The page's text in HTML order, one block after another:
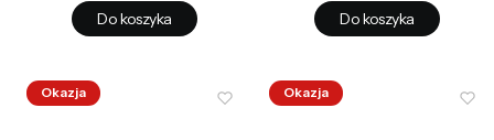
Do koszyka Do koszyka
Okazja Okazja